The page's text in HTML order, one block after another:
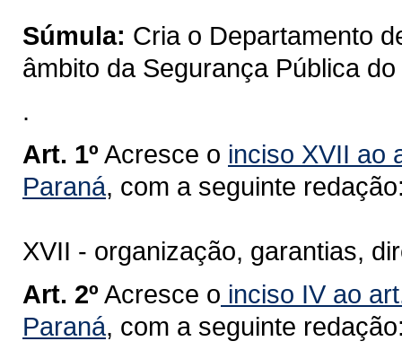
Súmula: Cria o Departamento
âmbito da Segurança Pública
.
Art. 1º Acresce o inciso XVII ao
Paraná, com a seguinte
XVII - organização, garantias,
Art. 2º Acresce o inciso IV ao
Paraná, com a seguinte